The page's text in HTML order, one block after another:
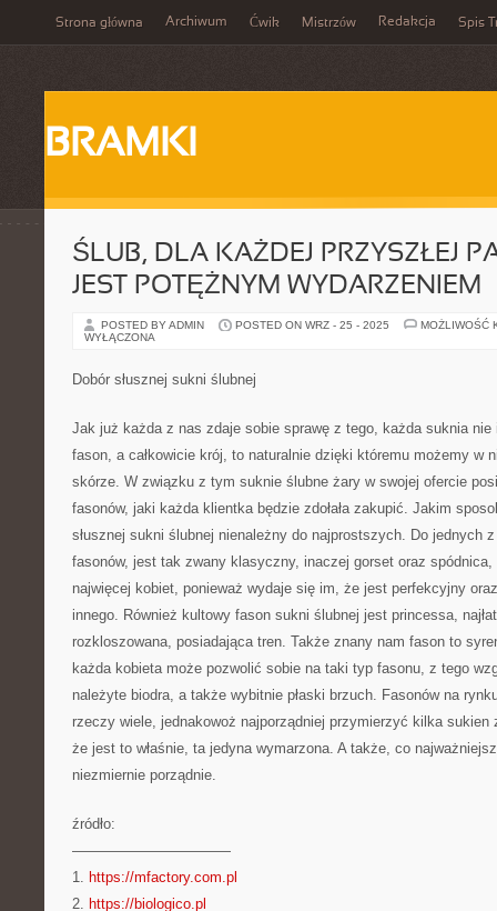
Strona główna Archiwum Ćwik Mistrzów Redakcja Spis
BRAMKI
ŚLUB, DLA KAŻDEJ PRZYSZŁEJ
JEST POTĘŻNYM WYDARZENIEM
POSTED BY ADMIN POSTED ON WRZ - 25 - 2025
MOŻLIWOŚĆ
WYŁĄCZONA
Dobór słusznej sukni ślubnej
Jak już każda z nas zdaje sobie sprawę z tego, każda suknia nie
fason, a całkowicie krój, to naturalnie dzięki któremu możemy w
skórze. W związku z tym suknie ślubne żary w swojej ofercie
fasonów, jaki każda klientka będzie zdołała zakupić. Jakim
słusznej sukni ślubnej nienależny do najprostszych. Do jednych
fasonów, jest tak zwany klasyczny, inaczej gorset oraz
najwięcej kobiet, ponieważ wydaje się im, że jest perfekcyjny
innego. Również kultowy fason sukni ślubnej jest princessa,
rozkloszowana, posiadająca tren. Także znany nam fason to
każda kobieta może pozwolić sobie na taki typ fasonu, z tego
należyte biodra, a także wybitnie płaski brzuch. Fasonów na
rzeczy wiele, jednakowoż najporządniej przymierzyć kilka
że jest to właśnie, ta jedyna wymarzona. A także, co
niezmiernie porządnie.
źródło:
———————————
1. https://mfactory.com.pl
2. https://biologico.pl